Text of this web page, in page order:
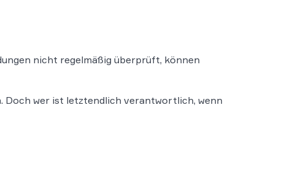
nicht regelmäßig überprüft, können
Doch wer ist letztendlich verantwortlich, wenn